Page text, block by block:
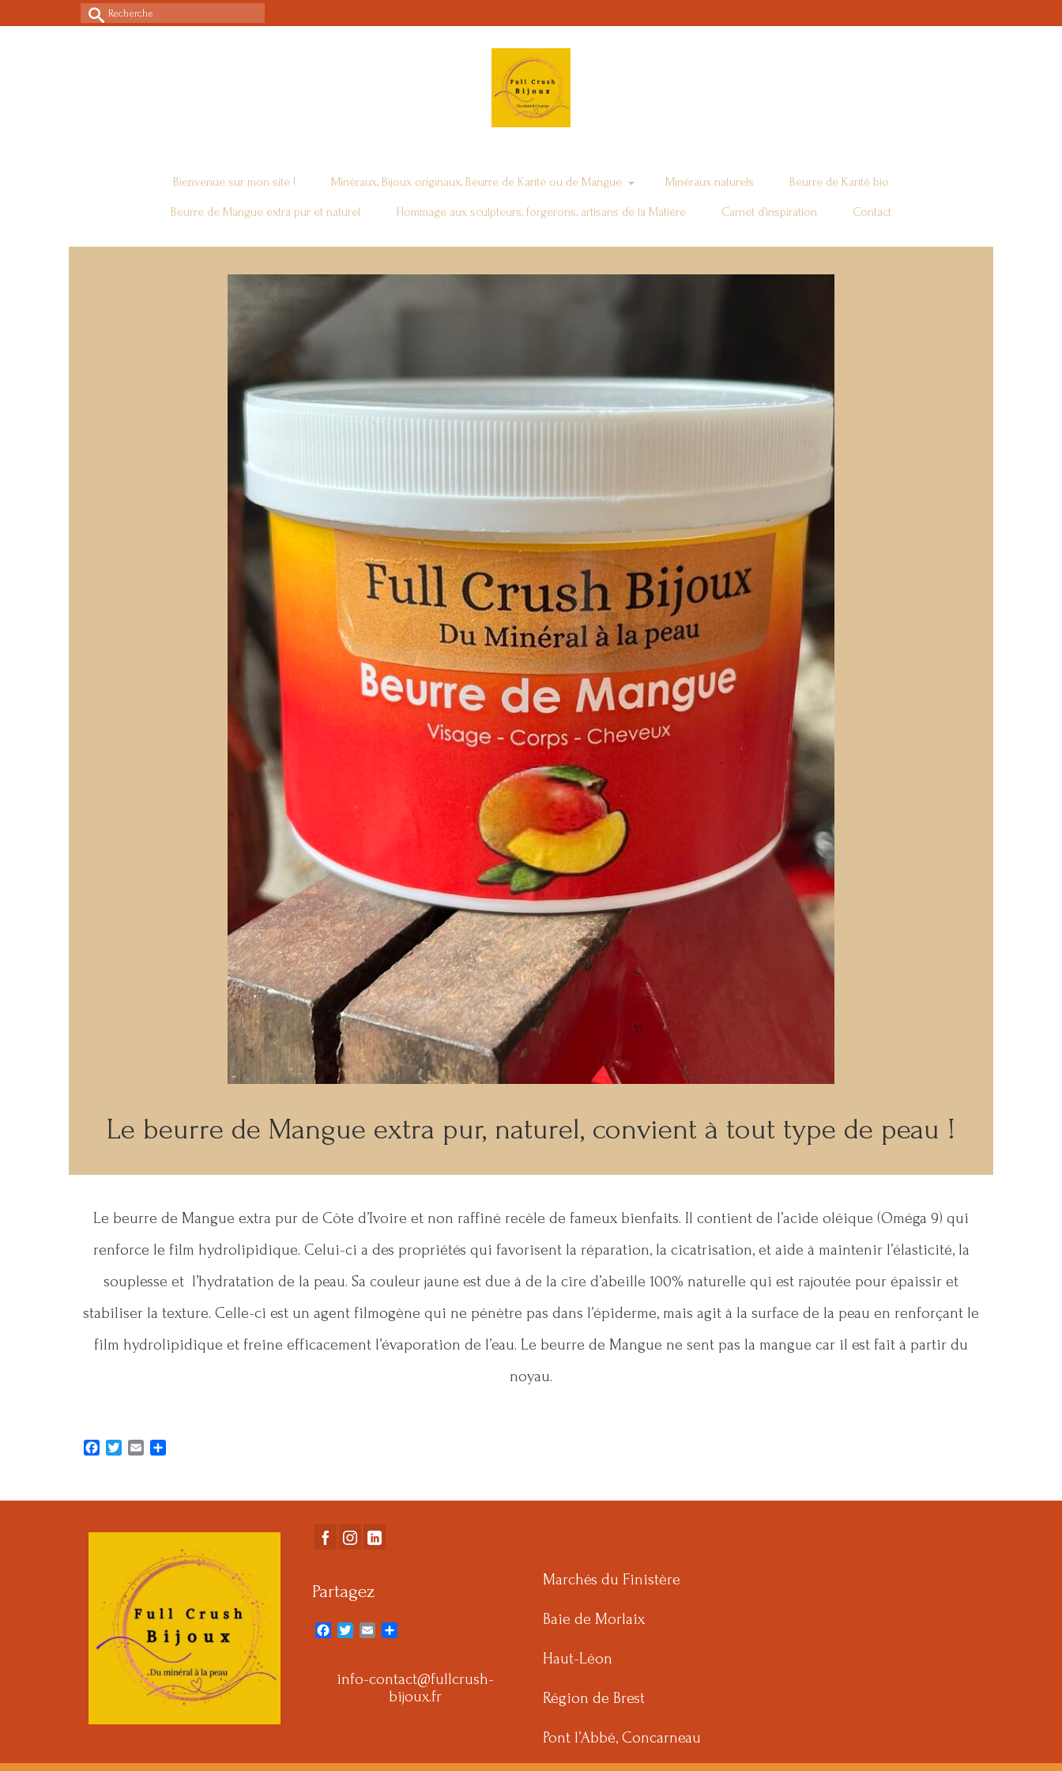
Rechercher :
Bienvenue sur mon site ! Minéraux, Bijoux originaux, Beurre de Karité ou de Mangue Minéraux naturels Beurre de Karité bio
Beurre de Mangue extra pur et naturel Hommage aux sculpteurs, forgerons, artisans de la Matière Carnet d’inspiration Contact
Le beurre de Mangue extra pur, naturel, convient à tout type de peau !
Le beurre de Mangue extra pur de Côte d’Ivoire et non raffiné recèle de fameux bienfaits. Il contient de l’acide oléique (Oméga 9) qui
renforce le film hydrolipidique. Celui-ci a des propriétés qui favorisent la réparation, la cicatrisation, et aide à maintenir l’élasticité, la
souplesse et l’hydratation de la peau. Sa couleur jaune est due à de la cire d’abeille 100% naturelle qui est rajoutée pour épaissir et
stabiliser la texture. Celle-ci est un agent filmogène qui ne pénètre pas dans l’épiderme, mais agit à la surface de la peau en renforçant le
film hydrolipidique et freine efficacement l’évaporation de l’eau. Le beurre de Mangue ne sent pas la mangue car il est fait à partir du
noyau.
FacebookTwitterEmail
Partagez
FacebookTwitterEmail
info-contact@fullcrush-
bijoux.fr
Marchés du Finistère
Baie de Morlaix
Haut-Léon
Région de Brest
Pont l’Abbé, Concarneau